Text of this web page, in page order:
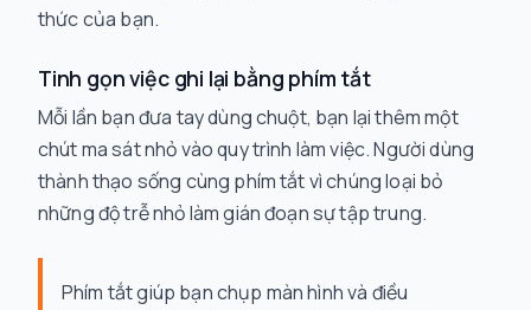
thức của bạn.
Tinh gọn việc ghi lại bằng phím tắt
Mỗi lần bạn đưa tay dùng chuột, bạn lại thêm một
chút ma sát nhỏ vào quy trình làm việc. Người dùng
thành thạo sống cùng phím tắt vì chúng loại bỏ
những độ trễ nhỏ làm gián đoạn sự tập trung.
Phím tắt giúp bạn chụp màn hình và điều